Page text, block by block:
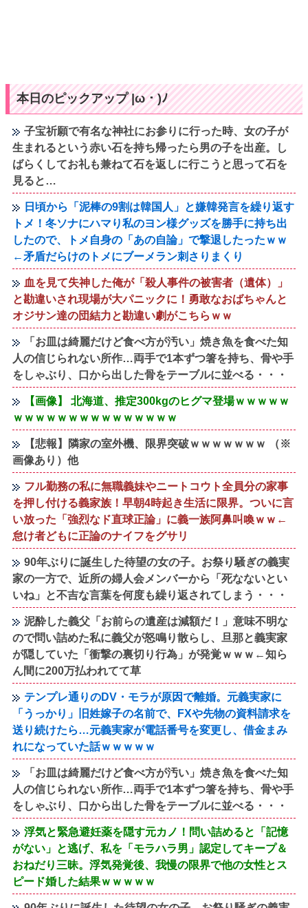
本日のピックアップ |ω・)ﾉ
子宝祈願で有名な神社にお参りに行った時、女の子が
生まれるという赤い石を持ち帰ったら男の子を出産。し
ばらくしてお礼も兼ねて石を返しに行こうと思って石を
見ると…
日頃から「泥棒の9割は韓国人」と嫌韓発言を繰り返す
トメ！冬ソナにハマり私のヨン様グッズを勝手に持ち出
したので、トメ自身の「あの自論」で撃退したったｗｗ
←矛盾だらけのトメにブーメラン刺さりまくり
血を見て失神した俺が「殺人事件の被害者（遺体）」
と勘違いされ現場が大パニックに！勇敢なおばちゃんと
オジサン達の団結力と勘違い劇がこちらｗｗ
「お皿は綺麗だけど食べ方が汚い」焼き魚を食べた知
人の信じられない所作…両手で1本ずつ箸を持ち、骨や手
をしゃぶり、口から出した骨をテーブルに並べる・・・
【画像】 北海道、推定300kgのヒグマ登場ｗｗｗｗｗ
ｗｗｗｗｗｗｗｗｗｗｗｗｗｗｗ
【悲報】隣家の室外機、限界突破ｗｗｗｗｗｗｗ （※
画像あり）他
フル勤務の私に無職義妹やニートコウト全員分の家事
を押し付ける義家族！早朝4時起き生活に限界。ついに言
い放った「強烈なド直球正論」に義一族阿鼻叫喚ｗｗ←
怠け者どもに正論のナイフをグサリ
90年ぶりに誕生した待望の女の子。お祭り騒ぎの義実
家の一方で、近所の婦人会メンバーから「死なないとい
いね」と不吉な言葉を何度も繰り返されてしまう・・・
泥酔した義父「お前らの遺産は減額だ！」意味不明な
ので問い詰めた私に義父が怒鳴り散らし、旦那と義実家
が隠していた「衝撃の裏切り行為」が発覚ｗｗｗ←知ら
ん間に200万払われてて草
テンプレ通りのDV・モラが原因で離婚。元義実家に
「うっかり」旧姓嫁子の名前で、FXや先物の資料請求を
送り続けたら…元義実家が電話番号を変更し、借金まみ
れになっていた話ｗｗｗｗｗ
「お皿は綺麗だけど食べ方が汚い」焼き魚を食べた知
人の信じられない所作…両手で1本ずつ箸を持ち、骨や手
をしゃぶり、口から出した骨をテーブルに並べる・・・
浮気と緊急避妊薬を隠す元カノ！問い詰めると「記憶
がない」と逃げ、私を「モラハラ男」認定してキープ＆
おねだり三昧。浮気発覚後、我慢の限界で他の女性とス
ピード婚した結果ｗｗｗｗｗ